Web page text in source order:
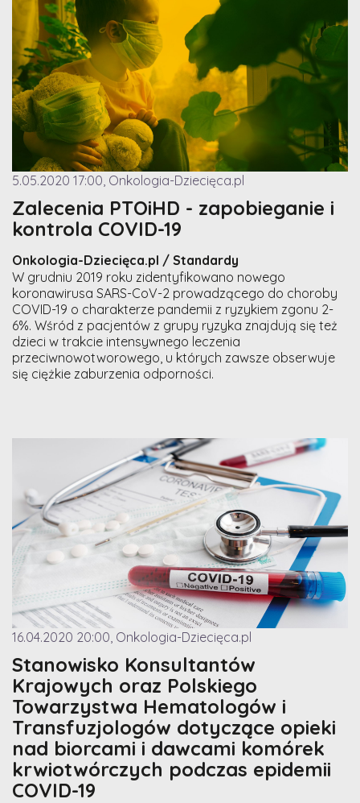
5.05.2020 17:00, Onkologia-Dziecięca.pl
Zalecenia PTOiHD - zapobieganie i
kontrola COVID-19
Onkologia-Dziecięca.pl / Standardy
W grudniu 2019 roku zidentyfikowano nowego
koronawirusa SARS-CoV-2 prowadzącego do choroby
COVID-19 o charakterze pandemii z ryzykiem zgonu 2-
6%. Wśród z pacjentów z grupy ryzyka znajdują się też
dzieci w trakcie intensywnego leczenia
przeciwnowotworowego, u których zawsze obserwuje
się ciężkie zaburzenia odporności.
16.04.2020 20:00, Onkologia-Dziecięca.pl
Stanowisko Konsultantów
Krajowych oraz Polskiego
Towarzystwa Hematologów i
Transfuzjologów dotyczące opieki
nad biorcami i dawcami komórek
krwiotwórczych podczas epidemii
COVID-19